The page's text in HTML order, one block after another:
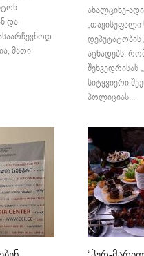
და
მათი
ახალციხე-
აცხადებს,
შეხვედრისას
სიტყვიერი
პოლიციას...